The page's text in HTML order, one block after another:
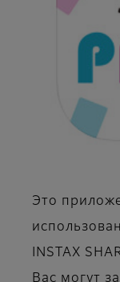
Это
INSTAX
Вас могут